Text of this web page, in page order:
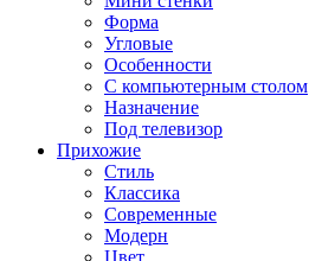
Форма
Угловые
Особенности
С компьютерным столом
Назначение
Под телевизор
Прихожие
Стиль
Классика
Современные
Модерн
Цвет